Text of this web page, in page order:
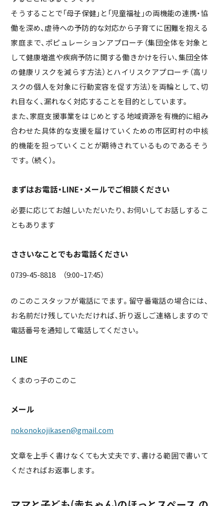
そうすることで「母子保健」と「児童福祉」の両機能の連携・協
働を深め、虐待への予防的な対応から子育てに困難を抱える
家庭まで、ポピュレーションアプローチ（集団全体を対象と
して健康増進や疾病予防に関する働きかけを行い、集団全体
の健康リスクを減らす方法）とハイリスクアプローチ（高リ
スクの個人を対象に行動変容を促す方法）を両輪として、切
れ目なく、漏れなく対応することを目的としています。
また、家庭支援事業をはじめとする地域資源を有機的に組み
合わせた具体的な支援を届けていくための市区町村の中核
的機能を担っていくことが期待されているものであるそう
です。（続く）。
まずはお電話・LINE・メールでご相談ください
必要に応じてお越しいただいたり、お伺いしてお話しするこ
ともあります
ささいなことでもお電話ください
0739-45-8818 （9:00~17:45）
のこのこスタッフが電話にでます。留守番電話の場合には、
お名前だけ残していただければ、折り返しご連絡しますので
電話番号を通知して電話してください。
LINE
くまのっ子のこのこ
メール
nokonokojikasen@gmail.com
文章を上手く書けなくても大丈夫です、書ける範囲で書いて
くださればお返事します。